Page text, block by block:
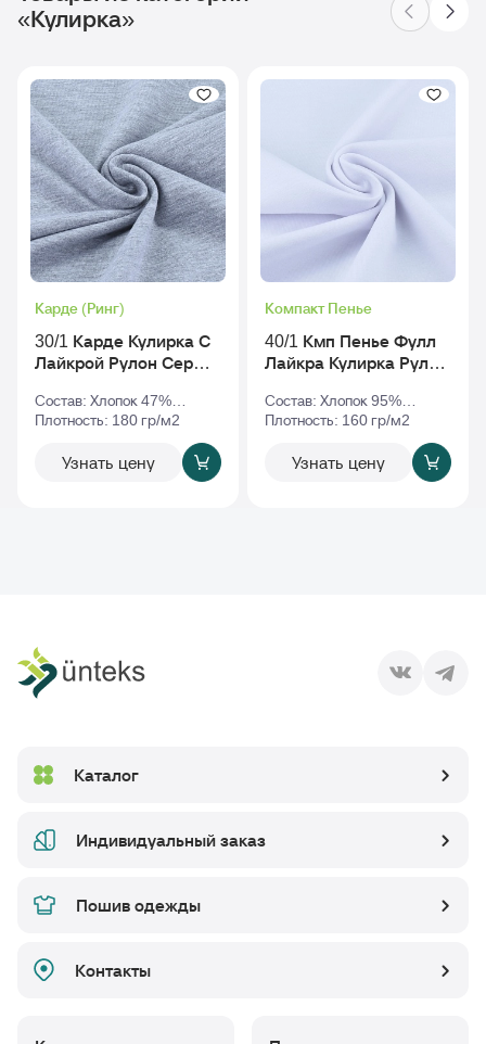
«Кулирка»
Карде (Ринг)
30/1 Карде Кулирка С
Лайкрой Рулон Серый-
Состав: Хлопок 47%
Полиэстер 47% Эластан
Плотность: 180 гр/м2
Узнать цену
Компакт Пенье
40/1 Кмп Пенье Фулл
Лайкра Кулирка Рулон
Состав: Хлопок 95%
Эластан 5%
Плотность: 160 гр/м2
Узнать цену
Каталог
Индивидуальный заказ
Пошив одежды
Контакты